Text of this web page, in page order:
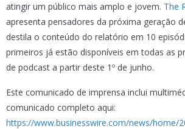
atingir um público mais amplo e jovem. The
apresenta pensadores da próxima geração
destila o conteúdo do relatório em 10
primeiros já estão disponíveis em todas as
de podcast a partir deste 1º de junho.
Este comunicado de imprensa inclui
comunicado completo aqui:
https://www.businesswire.com/news/home/